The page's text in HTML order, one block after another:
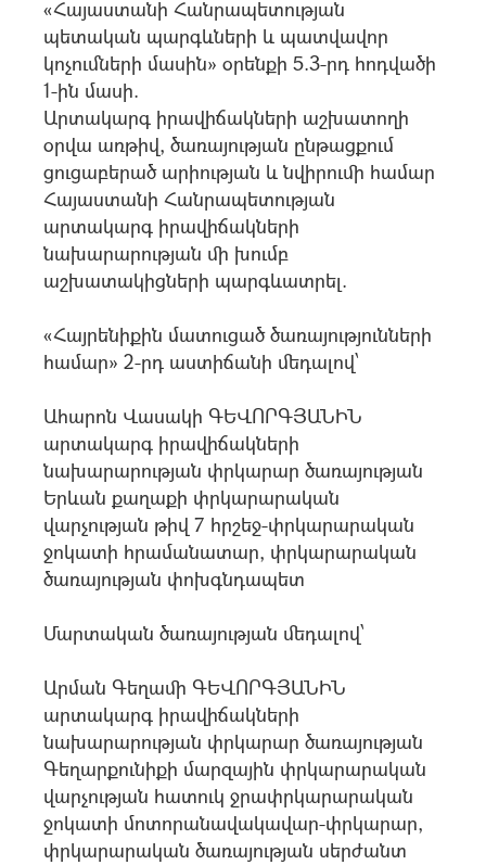
«Հայաստանի Հանրապետության
պետական պարգևների և պատվավոր
կոչումների մասին» օրենքի 5.3-րդ հոդվածի
1-ին մասի.
Արտակարգ իրավիճակների աշխատողի
օրվա առթիվ, ծառայության ընթացքում
ցուցաբերած արիության և նվիրումի համար
Հայաստանի Հանրապետության
արտակարգ իրավիճակների
նախարարության մի խումբ
աշխատակիցների պարգևատրել.
«Հայրենիքին մատուցած ծառայությունների
համար» 2-րդ աստիճանի մեդալով՝
Ահարոն Վասակի ԳԵՎՈՐԳՅԱՆԻՆ
արտակարգ իրավիճակների
նախարարության փրկարար ծառայության
Երևան քաղաքի փրկարարական
վարչության թիվ 7 հրշեջ-փրկարարական
ջոկատի հրամանատար, փրկարարական
ծառայության փոխգնդապետ
Մարտական ծառայության մեդալով՝
Արման Գեղամի ԳԵՎՈՐԳՅԱՆԻՆ
արտակարգ իրավիճակների
նախարարության փրկարար ծառայության
Գեղարքունիքի մարզային փրկարարական
վարչության հատուկ ջրափրկարարական
ջոկատի մոտորանավակավար-փրկարար,
փրկարարական ծառայության սերժանտ